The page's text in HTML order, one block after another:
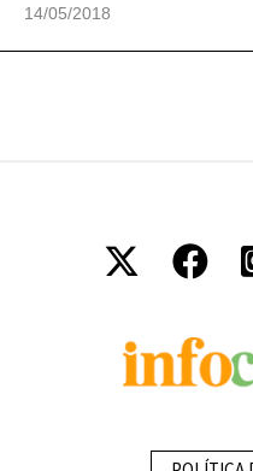
14/05/2018